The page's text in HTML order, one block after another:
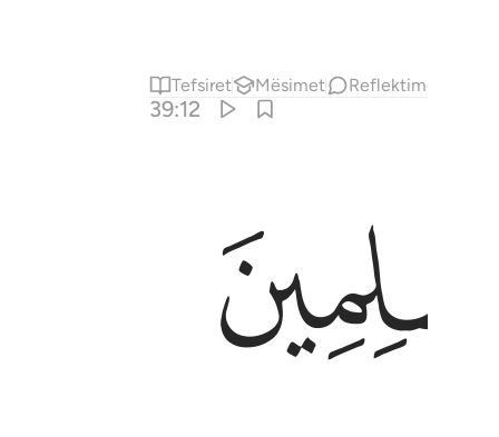
Tefsiret Mësimet Reflektime
39:12